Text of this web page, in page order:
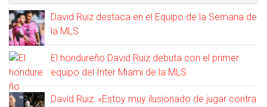
David Ruiz destaca en el Equipo de la Semana de
la MLS
El hondureño David Ruiz debuta con el primer
equipo del Inter Miami de la MLS
David Ruiz: «Estoy muy ilusionado de jugar contra